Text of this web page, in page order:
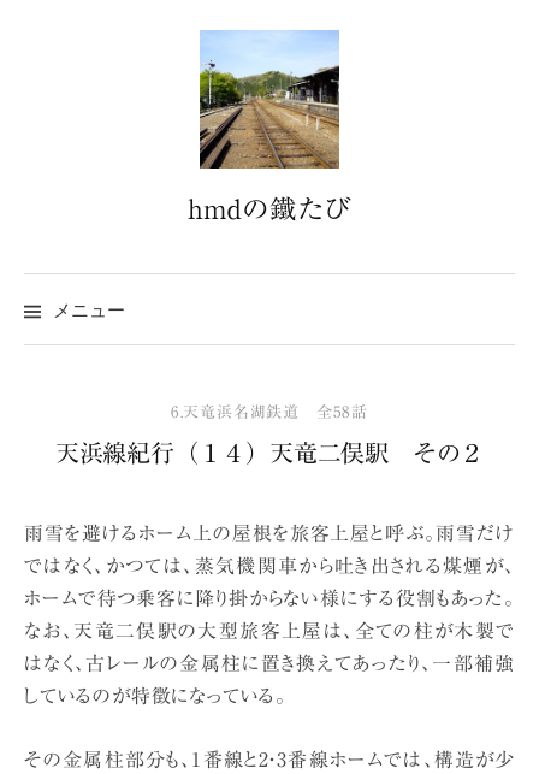
ッ
プ
hmdの鐵たび
メニュー
6.天竜浜名湖鉄道 全58話
天浜線紀行（１４）天竜二俣駅 その２
雨雪を避けるホーム上の屋根を旅客上屋と呼ぶ。雨雪だけ
ではなく、かつては、蒸気機関車から吐き出される煤煙が、
ホームで待つ乗客に降り掛からない様にする役割もあった。
なお、天竜二俣駅の大型旅客上屋は、全ての柱が木製で
はなく、古レールの金属柱に置き換えてあったり、一部補強
しているのが特徴になっている。
その金属柱部分も、1番線と2・3番線ホームでは、構造が少